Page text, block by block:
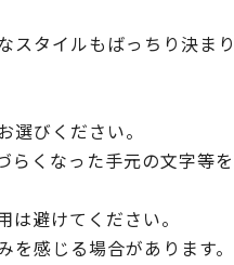
タイルもばっちり決まり
びください。
らくなった手元の文字等
避けてください。
感じる場合があります。